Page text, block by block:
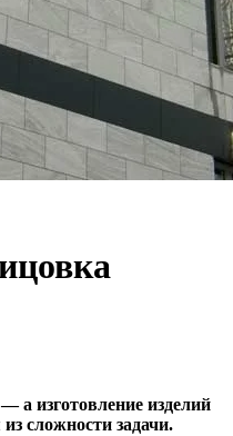
— а изготовление изделий
сложности задачи.